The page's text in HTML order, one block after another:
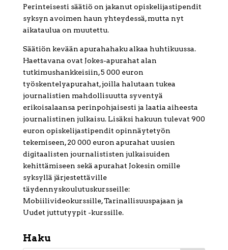
Perinteisesti säätiö on jakanut opiskelijastipendit
syksyn avoimen haun yhteydessä, mutta nyt
aikataulua on muutettu.
Säätiön kevään apurahahaku alkaa huhtikuussa.
Haettavana ovat Jokes-apurahat alan
tutkimushankkeisiin, 5 000 euron
työskentelyapurahat, joilla halutaan tukea
journalistien mahdollisuutta syventyä
erikoisalaansa perinpohjaisesti ja laatia aiheesta
journalistinen julkaisu. Lisäksi hakuun tulevat 900
euron opiskelijastipendit opinnäytetyön
tekemiseen, 20 000 euron apurahat uusien
digitaalisten journalististen julkaisuiden
kehittämiseen sekä apurahat Jokesin omille
syksyllä järjestettäville
täydennyskoulutuskursseille:
Mobiilivideokurssille, Tarinallisuuspajaan ja
Uudet juttutyypit -kurssille.
Haku